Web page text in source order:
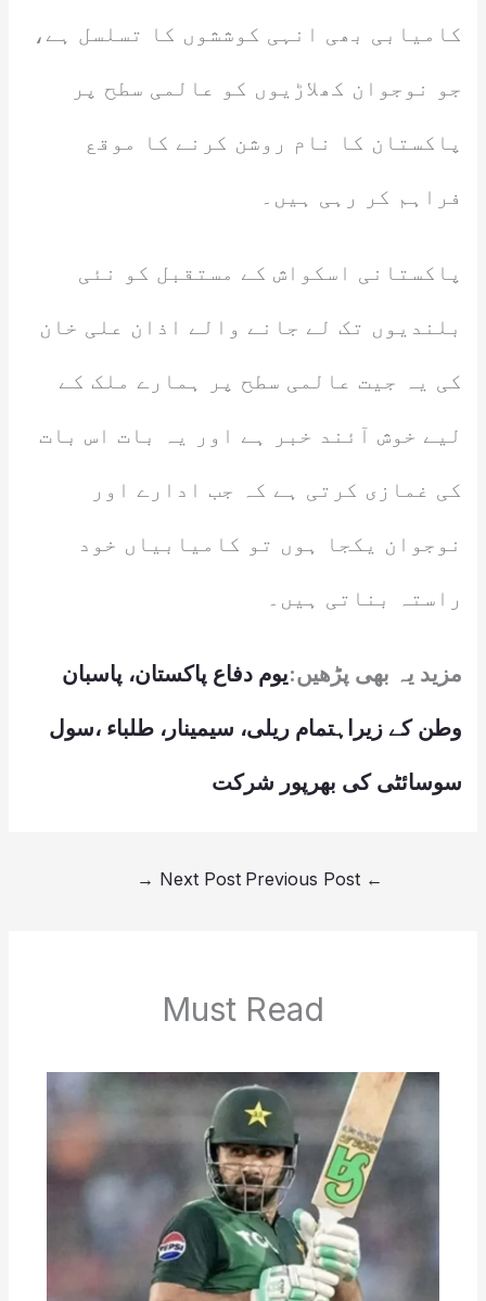
کامیابی بھی انہی کوششوں کا تسلسل ہے،
جو نوجوان کھلاڑیوں کو عالمی سطح پر
پاکستان کا نام روشن کرنے کا موقع
فراہم کر رہی ہیں۔
پاکستانی اسکواش کے مستقبل کو نئی
بلندیوں تک لے جانے والے اذان علی خان
کی یہ جیت عالمی سطح پر ہمارے ملک کے
لیے خوش آئند خبر ہے اور یہ بات اس بات
کی غمازی کرتی ہے کہ جب ادارے اور
نوجوان یکجا ہوں تو کامیابیاں خود
راستہ بناتی ہیں۔
مزید یہ بھی پڑھیں:یوم دفاع پاکستان، پاسبان
وطن کے زیراہتمام ریلی، سیمینار، طلباء ،سول
سوسائٹی کی بھرپور شرکت
←
Next Post
→
Must Read